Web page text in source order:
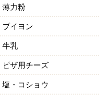
薄力粉
ブイヨン
牛乳
ピザ用チーズ
塩・コショウ